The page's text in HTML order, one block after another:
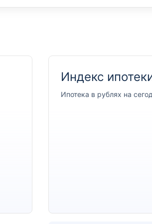
Индекс
Ипотека в рублях на